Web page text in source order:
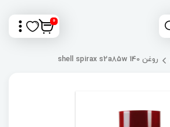
0
روغن shell spirax s2a85w 140